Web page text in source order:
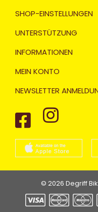
SHOP-EINSTELLUNGEN
UNTERSTÜTZUNG
INFORMATIONEN
MEIN KONTO
NEWSLETTER
© 2026 Degriff